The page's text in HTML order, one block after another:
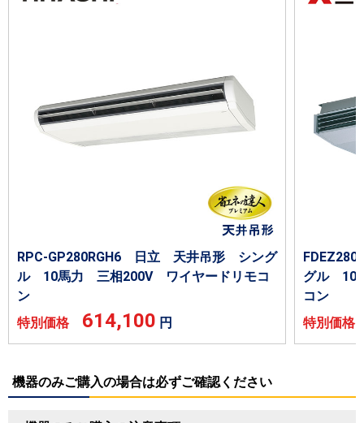
RPC-GP280RGH6 日立 天井吊形 シング
ル 10馬力 三相200V ワイヤードリモコ
ン
特別価格 614,100 円
グル 10
コン
特別価
機器のみご購入の場合は必ずご確認ください